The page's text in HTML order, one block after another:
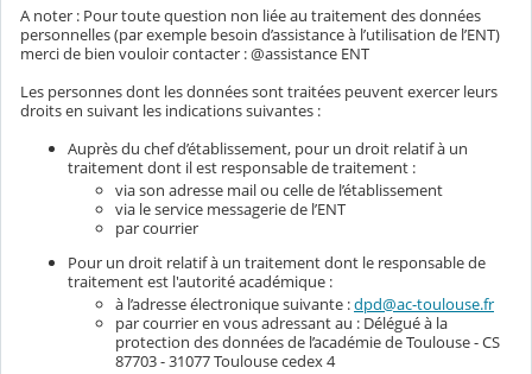
A noter : Pour toute question non liée au traitement des données
personnelles (par exemple besoin d’assistance à l’utilisation de l’ENT)
merci de bien vouloir contacter : @assistance ENT
Les personnes dont les données sont traitées peuvent exercer leurs
droits en suivant les indications suivantes :
Auprès du chef d’établissement, pour un droit relatif à un
traitement dont il est responsable de traitement :
via son adresse mail ou celle de l’établissement
via le service messagerie de l’ENT
par courrier
Pour un droit relatif à un traitement dont le responsable de
traitement est l'autorité académique :
à l’adresse électronique suivante :dpd@ac-toulouse.fr
par courrier en vous adressant au : Délégué à la
protection des données de l’académie de Toulouse - CS
87703 - 31077 Toulouse cedex 4